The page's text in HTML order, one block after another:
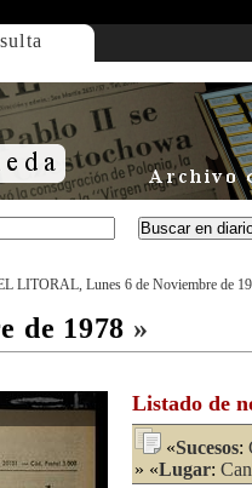
LITORAL, Lunes 6 de Noviembre de
de 1978 »
Listado de
«Sucesos:
» «Lugar: